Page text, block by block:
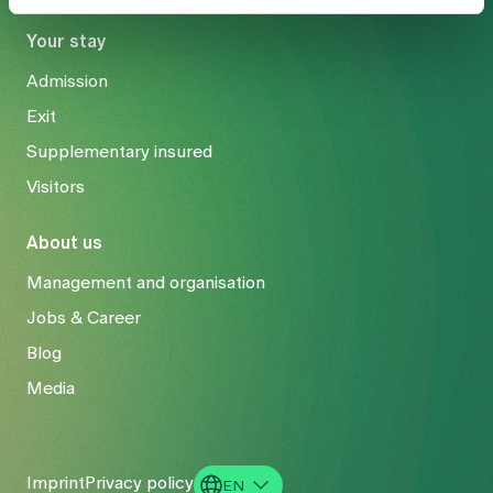
Your stay
Admission
Exit
Supplementary insured
Visitors
About us
Management and organisation
Jobs & Career
Blog
Media
Imprint Privacy policy EN